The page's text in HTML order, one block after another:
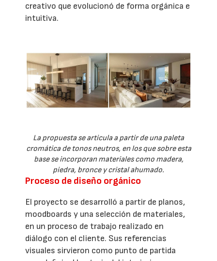
creativo que evolucionó de forma orgánica e
intuitiva.
La propuesta se articula a partir de una paleta
cromática de tonos neutros, en los que sobre esta
base se incorporan materiales como madera,
piedra, bronce y cristal ahumado.
Proceso de diseño orgánico
El proyecto se desarrolló a partir de planos,
moodboards y una selección de materiales,
en un proceso de trabajo realizado en
diálogo con el cliente. Sus referencias
visuales sirvieron como punto de partida